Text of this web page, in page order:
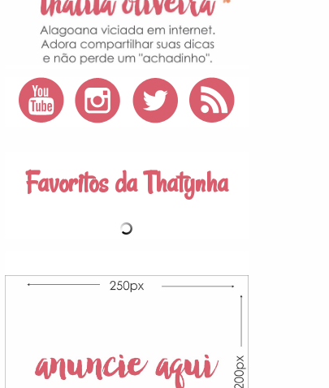
Favoritos da Thatynha